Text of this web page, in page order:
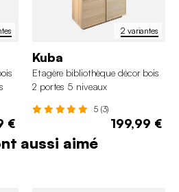
€
2 variantes
Kuba
Etagère bibliothèque décor bois
2 portes 5 niveaux
5 (3)
199,99 €
aussi aimé